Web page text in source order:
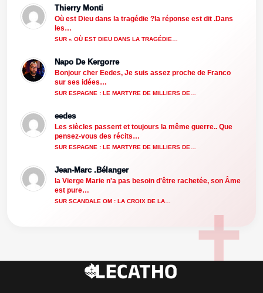
Thierry Monti
Où est Dieu dans la tragédie ?la réponse est dit .Dans
les…
SUR « OÙ EST DIEU DANS LA TRAGÉDIE…
Napo De Kergorre
Bonjour cher Eedes, Je suis assez proche de Franco
sur ses idées…
SUR ESPAGNE : LE MARTYRE DE MILLIERS DE…
eedes
Les siècles passent et toujours la même guerre.. Que
pensez-vous des récits…
SUR ESPAGNE : LE MARTYRE DE MILLIERS DE…
Jean-Marc .Bélanger
la Vierge Marie n'a pas besoin d'être rachetée, son Âme
est pure…
SUR SCANDALE OM : LA CROIX DE LA…